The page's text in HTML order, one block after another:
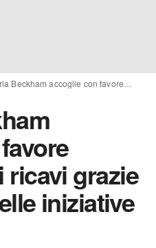
ricavi grazie
iniziative